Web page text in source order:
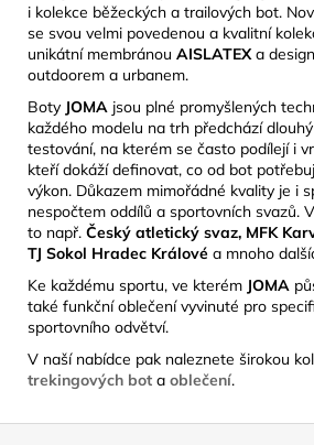
i kolekce běžeckých a trailových bot.
se svou velmi povedenou a kvalitní
unikátní membránou AISLATEX a
outdoorem a urbanem.
Boty JOMA jsou plné promyšlených
každého modelu na trh předchází
testování, na kterém se často podílejí i
kteří dokáží definovat, co od bot
výkon. Důkazem mimořádné kvality je i
nespočtem oddílů a sportovních svazů.
to např. Český atletický svaz, MFK
TJ Sokol Hradec Králové a mnoho
Ke každému sportu, ve kterém JOMA
také funkční oblečení vyvinuté pro
sportovního odvětví.
V naší nabídce pak naleznete širokou
trekingových bot a oblečení.